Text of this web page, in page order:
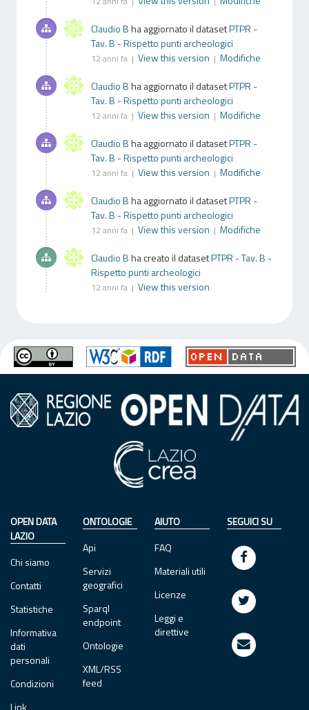
Claudio Bha aggiornato il datasetPTPR -
Tav. B - Rispetto punti archeologici
12 anni fa | View this version | Modifiche
Claudio Bha aggiornato il datasetPTPR -
Tav. B - Rispetto punti archeologici
12 anni fa | View this version | Modifiche
Claudio Bha aggiornato il datasetPTPR -
Tav. B - Rispetto punti archeologici
12 anni fa | View this version | Modifiche
Claudio Bha aggiornato il datasetPTPR -
Tav. B - Rispetto punti archeologici
12 anni fa | View this version | Modifiche
Claudio Bha creato il datasetPTPR - Tav. B -
Rispetto punti archeologici
12 anni fa | View this version
OPEN DATA
LAZIO
Chi siamo
Contatti
Statistiche
Informativa
dati
personali
Condizioni
Link
ONTOLOGIE
Api
Servizi
geografici
Sparql
endpoint
Ontologie
XML/RSS
feed
AIUTO
FAQ
Materiali utili
Licenze
Leggi e
direttive
SEGUICI SU